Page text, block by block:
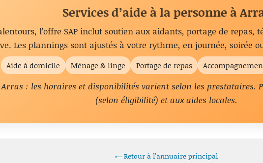
Services d’aide à la personne à
l’offre SAP inclut soutien aux aidants, portage de repas,
Les plannings sont ajustés à votre rythme, en journée, soirée
Aide à domicile Ménage & linge Portage de repas
: les horaires et disponibilités varient selon les prestataires.
(selon éligibilité) et aux aides locales.
← Retour à l’annuaire principal